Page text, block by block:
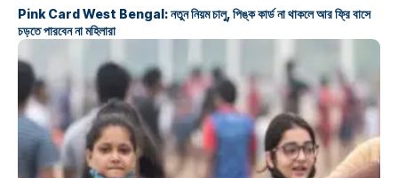
Pink Card West Bengal: নতুন নিয়ম চালু, পিঙ্ক কার্ড না থাকলে আর ফ্রি বাসে
চড়তে পারবেন না মহিলারা